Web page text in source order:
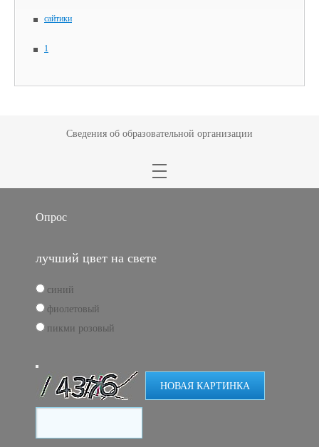
сайтики
1
Сведения об образовательной организации
Опрос
лучший цвет на свете
синий
фиолетовый
пикми розовый
НОВАЯ КАРТИНКА